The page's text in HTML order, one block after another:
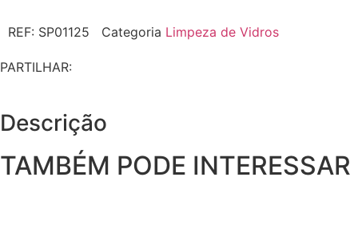
REF: SP01125 Categoria Limpeza de Vidros
PARTILHAR:
Descrição
TAMBÉM PODE INTERESSAR